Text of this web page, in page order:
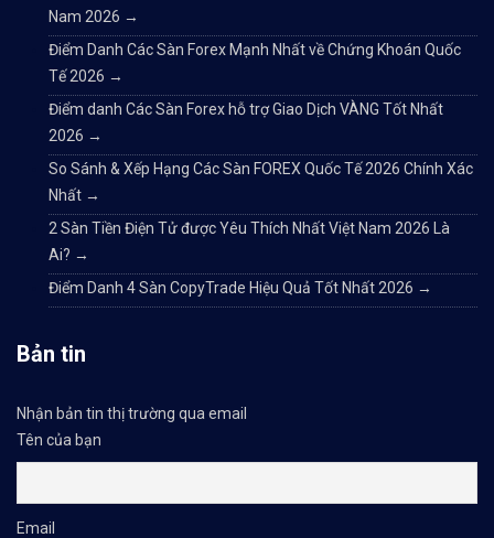
Nam 2026 →
Điểm Danh Các Sàn Forex Mạnh Nhất về Chứng Khoán Quốc
Tế 2026 →
Điểm danh Các Sàn Forex hỗ trợ Giao Dịch VÀNG Tốt Nhất
2026 →
So Sánh & Xếp Hạng Các Sàn FOREX Quốc Tế 2026 Chính Xác
Nhất →
2 Sàn Tiền Điện Tử được Yêu Thích Nhất Việt Nam 2026 Là
Ai? →
Điểm Danh 4 Sàn CopyTrade Hiệu Quả Tốt Nhất 2026 →
Bản tin
Nhận bản tin thị trường qua email
Tên của bạn
Email